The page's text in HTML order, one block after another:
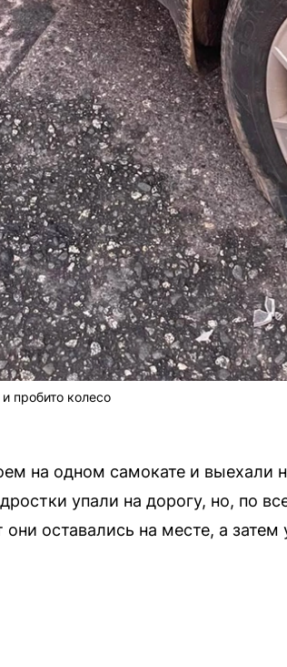
пробито колесо
на одном самокате и выехали
упали на дорогу, но, по
оставались на месте, а